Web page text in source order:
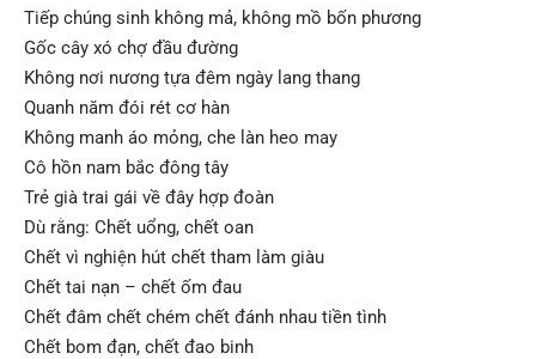
Tiếp chúng sinh không mả, không mồ bốn phương
Gốc cây xó chợ đầu đường
Không nơi nương tựa đêm ngày lang thang
Quanh năm đói rét cơ hàn
Không manh áo mỏng, che làn heo may
Cô hồn nam bắc đông tây
Trẻ già trai gái về đây hợp đoàn
Dù rằng: Chết uổng, chết oan
Chết vì nghiện hút chết tham làm giàu
Chết tai nạn – chết ốm đau
Chết đâm chết chém chết đánh nhau tiền tình
Chết bom đạn, chết đao binh